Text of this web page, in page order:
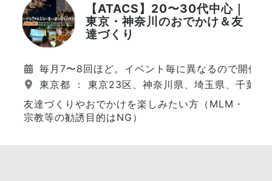
【ATACS】20〜30代中心｜
東京・神奈川のおでかけ＆友
達づくり
毎月7〜8回ほど。イベント毎に異なるので開催
東京都 ： 東京23区、神奈川県、埼玉県、千葉県
友達づくりやおでかけを楽しみたい方（MLM・
宗教等の勧誘目的はNG）